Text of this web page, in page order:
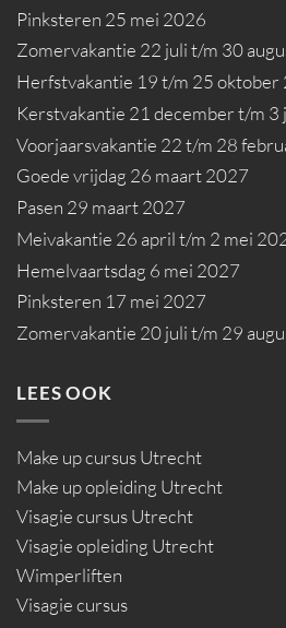
Pinksteren 25 mei 2026
Zomervakantie 22 juli t/m 30
Herfstvakantie 19 t/m 25 oktober
Kerstvakantie 21 december t/m 3
Voorjaarsvakantie 22 t/m 28
Goede vrijdag 26 maart 2027
Pasen 29 maart 2027
Meivakantie 26 april t/m 2 mei
Hemelvaartsdag 6 mei 2027
Pinksteren 17 mei 2027
Zomervakantie 20 juli t/m 29
LEES OOK
Make up cursus Utrecht
Make up opleiding Utrecht
Visagie cursus Utrecht
Visagie opleiding Utrecht
Wimperliften
Visagie cursus